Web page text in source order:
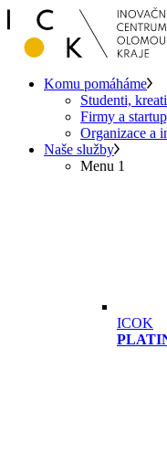
Komu pomáháme
Studenti,
Firmy a
Organizace a
Naše služby
Menu 1
ICOK